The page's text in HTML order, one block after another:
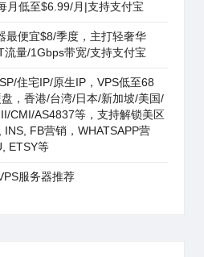
月低至$6.99/月|支持支付宝
最便宜$8/季度，主打轻奢华
流量/1Gbps带宽/支持支付宝
住宅IP/原生IP，VPS低至68
，香港/台湾/日本/新加坡/美国/
CMI/AS4837等，支持解锁美区
FB营销，WHATSAPP营
ETSY等
服务器推荐